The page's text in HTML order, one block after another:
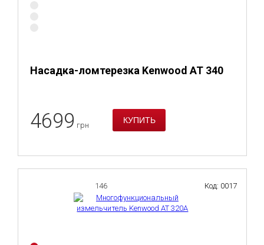
Насадка-ломтерезка Kenwood AT 340
4699 грн
146 Код: 0017